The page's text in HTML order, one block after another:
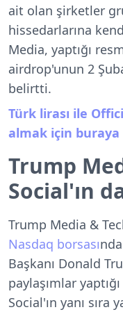
ait olan şirketler
hissedarlarına
Media, yaptığı
airdrop'unun 2
belirtti.
Türk lirası ile
almak için buraya
Trump
Social'ın
Trump Media &
Nasdaq borsası
Başkanı Donald
paylaşımlar
Social'ın yanı